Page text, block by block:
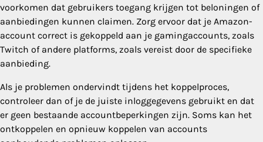
voorkomen dat gebruikers toegang krijgen tot beloningen of
aanbiedingen kunnen claimen. Zorg ervoor dat je Amazon-
account correct is gekoppeld aan je gamingaccounts, zoals
Twitch of andere platforms, zoals vereist door de specifieke
aanbieding.
Als je problemen ondervindt tijdens het koppelproces,
controleer dan of je de juiste inloggegevens gebruikt en dat
er geen bestaande accountbeperkingen zijn. Soms kan het
ontkoppelen en opnieuw koppelen van accounts